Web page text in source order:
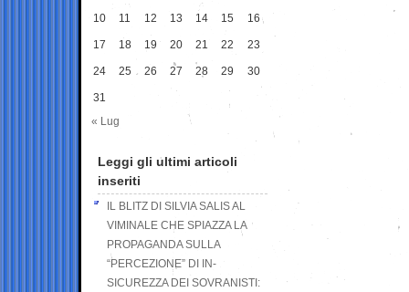
10 11 12 13 14 15 16
17 18 19 20 21 22 23
24 25 26 27 28 29 30
31
« Lug
Leggi gli ultimi articoli
inseriti
IL BLITZ DI SILVIA SALIS AL
VIMINALE CHE SPIAZZA LA
PROPAGANDA SULLA
“PERCEZIONE” DI IN-
SICUREZZA DEI SOVRANISTI: